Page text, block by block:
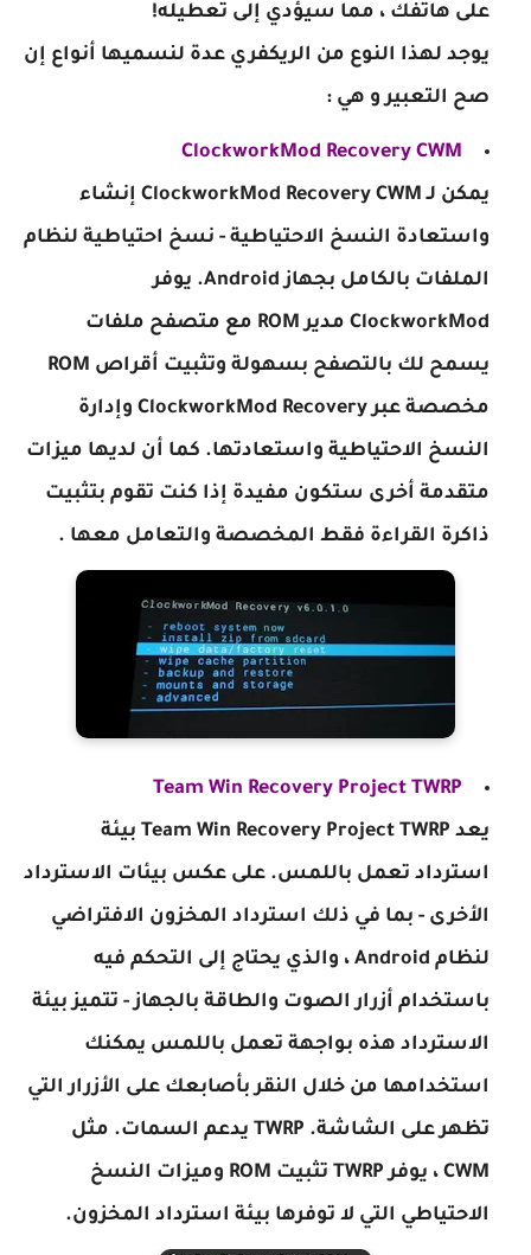
على هاتفك ، مما سيؤدي إلى تعطيله!
يوجد لهذا النوع من الريكفري عدة لنسميها أنواع إن
صح التعبير و هي :
ClockworkMod Recovery CWM
يمكن لـ ClockworkMod Recovery CWM إنشاء
واستعادة النسخ الاحتياطية - نسخ احتياطية لنظام
الملفات بالكامل بجهاز Android. يوفر
ClockworkMod مدير ROM مع متصفح ملفات
يسمح لك بالتصفح بسهولة وتثبيت أقراص ROM
مخصصة عبر ClockworkMod Recovery وإدارة
النسخ الاحتياطية واستعادتها. كما أن لديها ميزات
متقدمة أخرى ستكون مفيدة إذا كنت تقوم بتثبيت
ذاكرة القراءة فقط المخصصة والتعامل معها .
Team Win Recovery Project TWRP
يعد Team Win Recovery Project TWRP بيئة
استرداد تعمل باللمس. على عكس بيئات الاسترداد
الأخرى - بما في ذلك استرداد المخزون الافتراضي
لنظام Android ، والذي يحتاج إلى التحكم فيه
باستخدام أزرار الصوت والطاقة بالجهاز - تتميز بيئة
الاسترداد هذه بواجهة تعمل باللمس يمكنك
استخدامها من خلال النقر بأصابعك على الأزرار التي
تظهر على الشاشة. TWRP يدعم السمات. مثل
CWM ، يوفر TWRP تثبيت ROM وميزات النسخ
الاحتياطي التي لا توفرها بيئة استرداد المخزون.